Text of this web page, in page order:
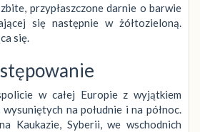
przypłaszczone darnie o barwie
się następnie w żółtozieloną.
się.
w całej Europie z wyjątkiem
na południe i na północ.
Kaukazie, Syberii, we wschodnich